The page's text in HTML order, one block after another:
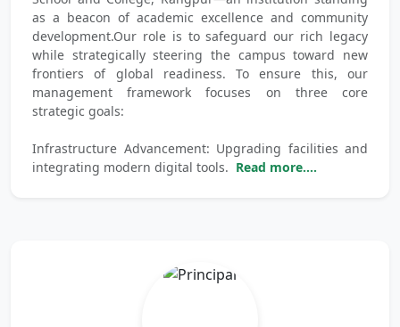
as a beacon of academic excellence and community
development.Our role is to safeguard our rich legacy
while strategically steering the campus toward new
frontiers of global readiness. To ensure this, our
management framework focuses on three core
strategic goals:
Infrastructure Advancement: Upgrading facilities and
integrating modern digital tools. Read more....